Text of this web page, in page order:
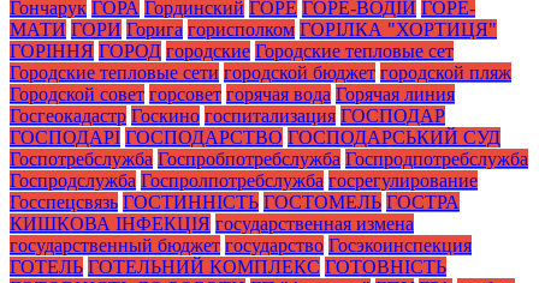
Гончарук ГОРА Гординский ГОРЕ ГОРЕ-ВОДІЙ ГОРЕ-
МАТИ ГОРИ Горига горисполком ГОРІЛКА "ХОРТИЦЯ"
ГОРІННЯ ГОРОД городские Городские тепловые сет
Городские тепловые сети городской бюджет городской пляж
Городской совет горсовет горячая вода Горячая линия
Госгеокадастр Госкино госпитализация ГОСПОДАР
ГОСПОДАРІ ГОСПОДАРСТВО ГОСПОДАРСЬКИЙ СУД
Госпотребслужба Госпробпотребслужба Госпродпотребслужба
Госпродслужба Госпролпотребслужба госрегулирование
Госспецсвязь ГОСТИННІСТЬ ГОСТОМЕЛЬ ГОСТРА
КИШКОВА ІНФЕКЦІЯ государственная измена
государственный бюджет государство Госэкоинспекция
ГОТЕЛЬ ГОТЕЛЬНИЙ КОМПЛЕКС ГОТОВНІСТЬ